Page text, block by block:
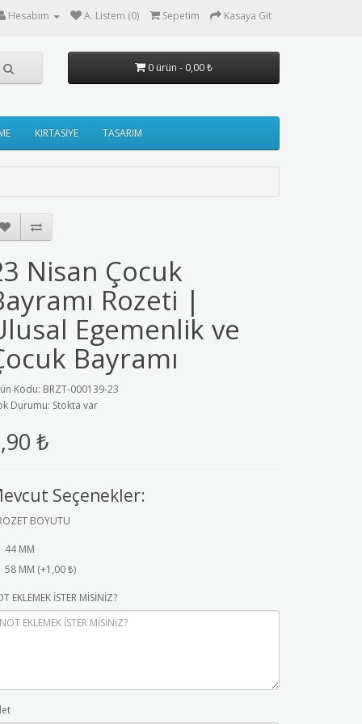
Hesabım A. Listem (0) Sepetim Kasaya Git
0 ürün - 0,00 ₺
KIRTASİYE TASARIM
Nisan Çocuk
Rozeti |
Egemenlik ve
Bayramı
Kodu: BRZT-000139-23
Durumu: Stokta var
₺
Seçenekler:
BOYUTU
44 MM
58 MM (+1,00 ₺)
EKLEMEK İSTER MİSİNİZ?